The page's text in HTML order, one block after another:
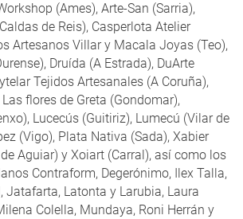
(Ames), Arte-San (Sarria),
de Reis), Casperlota Atelier
Artesanos Villar y Macala Joyas (Teo),
Druída (A Estrada), DuArte
Tejidos Artesanales (A Coruña),
flores de Greta (Gondomar),
Lucecús (Guitiriz), Lumecú (Vilar de
(Vigo), Plata Nativa (Sada), Xabier
Aguiar) y Xoiart (Carral), así como los
Contraform, Degerónimo, Ilex Talla,
Jatafarta, Latonta y Larubia, Laura
Colella, Mundaya, Roni Herrán y